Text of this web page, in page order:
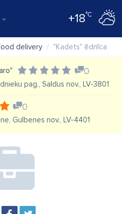
+18°C
delivery "Kadets" ēdnīca
0
pag., Saldus nov., LV-3801
0
Gulbenes nov., LV-4401